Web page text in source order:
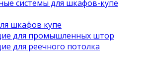
системы для шкафов-купе
шкафов купе
для промышленных штор
для реечного потолка